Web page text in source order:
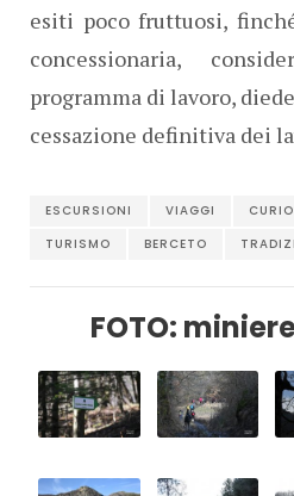
esiti poco fruttuosi,
concessionaria,
programma di lavoro,
cessazione definitiva dei
ESCURSIONI VIAGGI
TURISMO
BERCETO
FOTO: